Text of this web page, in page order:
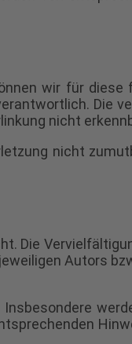
wir für diese
Die
nicht
nicht
Die
Autors